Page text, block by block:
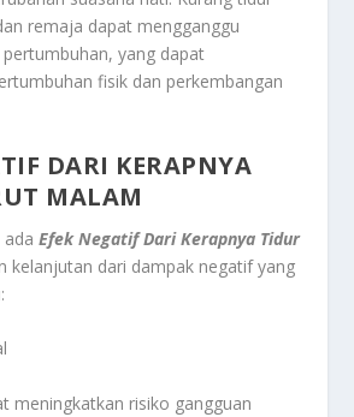
remaja dapat mengganggu
yang dapat
fisik dan perkembangan
DARI KERAPNYA
MALAM
adaEfek Negatif Dari Kerapnya Tidur
kelanjutan dari dampak negatif yang
meningkatkan risiko gangguan